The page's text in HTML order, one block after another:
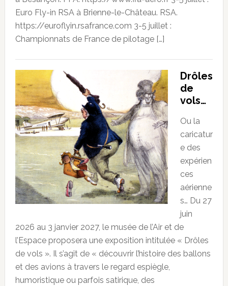
Euro Fly-in RSA à Brienne-le-Château. RSA.
https://euroflyin.rsafrance.com 3-5 juillet :
Championnats de France de pilotage […]
Drôles
de
vols…
Ou la
caricatur
e des
expérien
ces
aérienne
s… Du 27
juin
2026 au 3 janvier 2027, le musée de l’Air et de
l’Espace proposera une exposition intitulée « Drôles
de vols ». Il s’agit de « découvrir l’histoire des ballons
et des avions à travers le regard espiègle,
humoristique ou parfois satirique, des